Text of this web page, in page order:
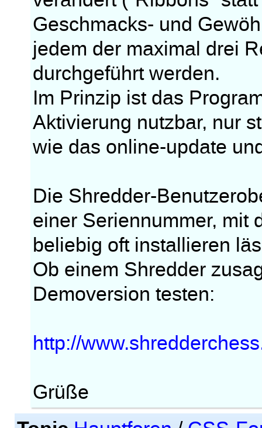
Geschmacks- und
jedem der maximal drei
durchgeführt werden.
Im Prinzip ist das
Aktivierung nutzbar, nur
wie das online-update
Die Shredder-
einer Seriennummer, mit
beliebig oft installieren
Ob einem Shredder
Demoversion testen:
http://
Grüße